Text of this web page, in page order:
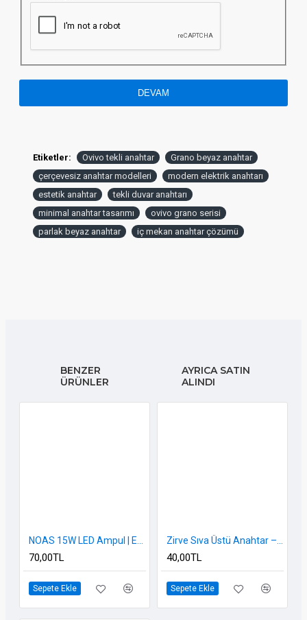
DEVAM
Etiketler: Ovivo tekli anahtar
Grano beyaz anahtar
çerçevesiz anahtar modelleri
modern elektrik anahtarı
estetik anahtar
tekli duvar anahtarı
minimal anahtar tasarımı
ovivo grano serisi
parlak beyaz anahtar
iç mekan anahtar çözümü
BENZER
ÜRÜNLER
AYRICA SATIN
ALINDI
70,00TL
Sepete Ekle
40,00TL
Sepete Ekle